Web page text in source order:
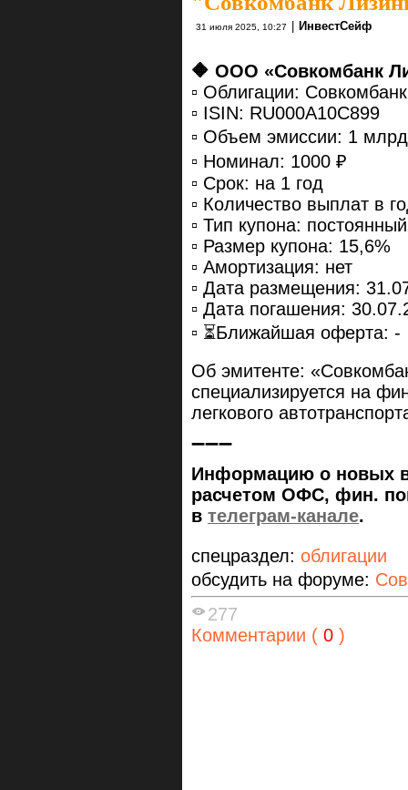
31 июля 2025, 10:27 ИнвестСейф
🔶 ООО «Совкомбанк
▫️ Облигации:
▫️ ISIN: RU000A10C899
▫️ Объем эмиссии: 1
▫️ Номинал: 1000 ₽
▫️ Срок: на 1 год
▫️ Количество выплат в
▫️ Тип купона: постоянный
▫️ Размер купона: 15,6%
▫️ Амортизация: нет
▫️ Дата размещения:
▫️ Дата погашения:
▫️ ⏳Ближайшая оферта: -
Об эмитенте:
специализируется на
легкового
➖➖➖
Информацию о новых
расчетом ОФС, фин.
в телеграм-канале.
спецраздел: облигации
обсудить на форуме:
277
Комментарии ( 0 )